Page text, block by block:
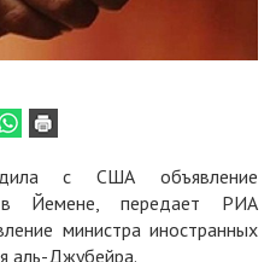
с США объявление
в Йемене, передает РИА
министра иностранных
аль-Джубейра.